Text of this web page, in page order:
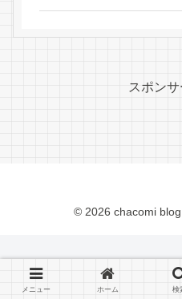
スポン
© 2026 chacomi blog
メニュー ホーム 検